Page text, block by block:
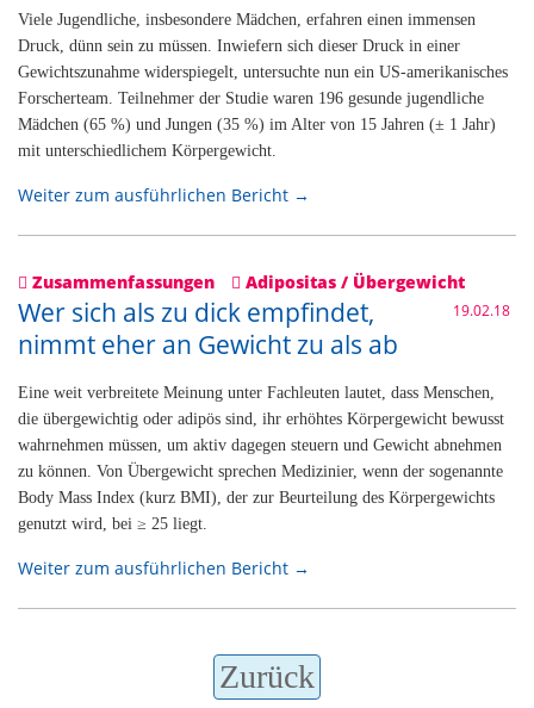
Viele Jugendliche, insbesondere Mädchen, erfahren einen immensen
Druck, dünn sein zu müssen. Inwiefern sich dieser Druck in einer
Gewichtszunahme widerspiegelt, untersuchte nun ein US-amerikanisches
Forscherteam. Teilnehmer der Studie waren 196 gesunde jugendliche
Mädchen (65 %) und Jungen (35 %) im Alter von 15 Jahren (± 1 Jahr)
mit unterschiedlichem Körpergewicht.
Weiter zum ausführlichen Bericht →
Zusammenfassungen Adipositas / Übergewicht
19.02.18
Wer sich als zu dick empfindet,
nimmt eher an Gewicht zu als ab
Eine weit verbreitete Meinung unter Fachleuten lautet, dass Menschen,
die übergewichtig oder adipös sind, ihr erhöhtes Körpergewicht bewusst
wahrnehmen müssen, um aktiv dagegen steuern und Gewicht abnehmen
zu können. Von Übergewicht sprechen Medizinier, wenn der sogenannte
Body Mass Index (kurz BMI), der zur Beurteilung des Körpergewichts
genutzt wird, bei ≥ 25 liegt.
Weiter zum ausführlichen Bericht →
Zurück